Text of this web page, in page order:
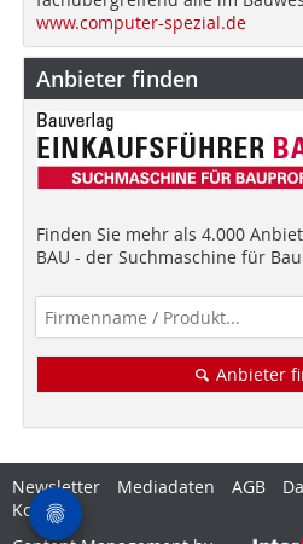
www.computer-spezial.de
Anbieter finden
Finden Sie mehr als 4.000
BAU - der Suchmaschine für
Anbieter
Newsletter Mediadaten AGB
Kontakt